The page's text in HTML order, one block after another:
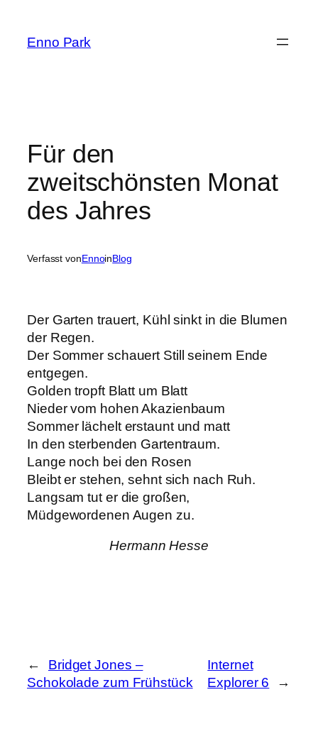
springen
Enno Park
Für den
zweitschönsten Monat
des Jahres
Verfasst vonEnnoinBlog
Der Garten trauert, Kühl sinkt in die Blumen
der Regen.
Der Sommer schauert Still seinem Ende
entgegen.
Golden tropft Blatt um Blatt
Nieder vom hohen Akazienbaum
Sommer lächelt erstaunt und matt
In den sterbenden Gartentraum.
Lange noch bei den Rosen
Bleibt er stehen, sehnt sich nach Ruh.
Langsam tut er die großen,
Müdgewordenen Augen zu.
Hermann Hesse
←
Bridget Jones –
Schokolade zum Frühstück
Internet
Explorer 6
→